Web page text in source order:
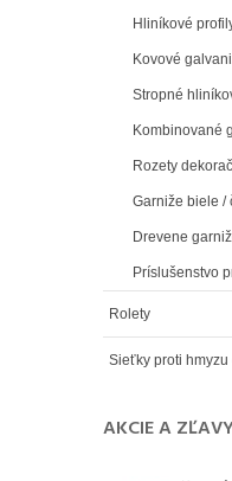
Hliníkové
Kovové
Stropné
Kombinované
Rozety
Garniže biele /
Drevene
Príslušenstvo
Rolety
Sieťky proti hmyzu
AKCIE A